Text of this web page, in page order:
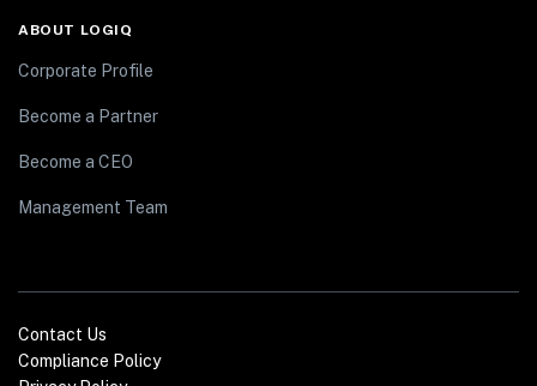
ABOUT LOGIQ
Corporate Profile
Become a Partner
Become a CEO
Management Team
Contact Us
Compliance Policy